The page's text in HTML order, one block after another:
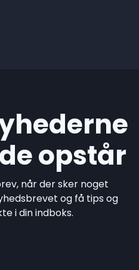
opstår
når der sker noget
og få tips og
i din indboks.